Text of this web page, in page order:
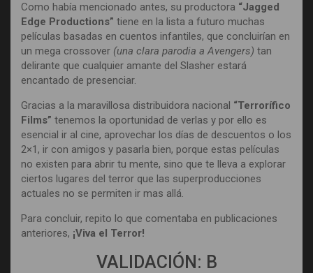
Como había mencionado antes, su productora “Jagged
Edge Productions” tiene en la lista a futuro muchas
películas basadas en cuentos infantiles, que concluirían en
un mega crossover (una clara parodia a Avengers) tan
delirante que cualquier amante del Slasher estará
encantado de presenciar.
Gracias a la maravillosa distribuidora nacional “Terrorífico
Films” tenemos la oportunidad de verlas y por ello es
esencial ir al cine, aprovechar los días de descuentos o los
2×1, ir con amigos y pasarla bien, porque estas películas
no existen para abrir tu mente, sino que te lleva a explorar
ciertos lugares del terror que las superproducciones
actuales no se permiten ir mas allá.
Para concluir, repito lo que comentaba en publicaciones
anteriores, ¡Viva el Terror!
VALIDACIÓN: B